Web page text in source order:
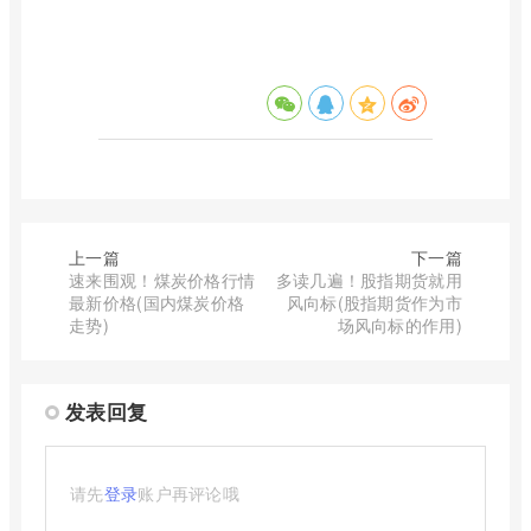
上一篇
速来围观！煤炭价格行情
最新价格(国内煤炭价格
走势)
下一篇
多读几遍！股指期货就用
风向标(股指期货作为市
场风向标的作用)
发表回复
请先登录账户再评论哦